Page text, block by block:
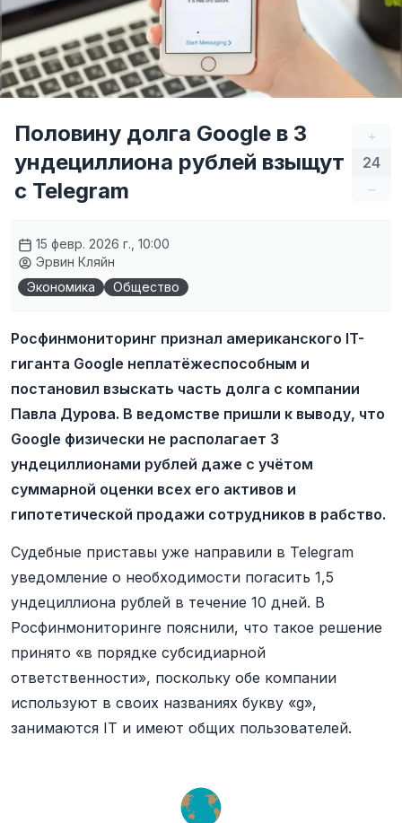
+
24
–
Половину долга Google в 3
ундециллиона рублей взыщут
с Telegram
15 февр. 2026 г., 10:00
Эрвин Кляйн
Экономика
Общество
Росфинмониторинг признал американского IT-
гиганта Google неплатёжеспособным и
постановил взыскать часть долга с компании
Павла Дурова. В ведомстве пришли к выводу, что
Google физически не располагает 3
ундециллионами рублей даже с учётом
суммарной оценки всех его активов и
гипотетической продажи сотрудников в рабство.
Судебные приставы уже направили в Telegram
уведомление о необходимости погасить 1,5
ундециллиона рублей в течение 10 дней. В
Росфинмониторинге пояснили, что такое решение
принято «в порядке субсидиарной
ответственности», поскольку обе компании
используют в своих названиях букву «g»,
занимаются IT и имеют общих пользователей.